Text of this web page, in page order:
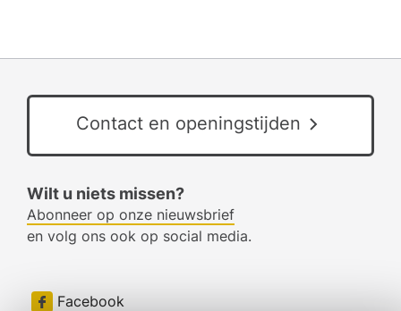
Contact en openingstijden
Wilt u niets missen?
Abonneer op onze nieuwsbrief
en volg ons ook op social media.
Facebook